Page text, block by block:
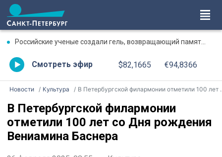
Российские ученые создали гель, возвращающий память после травмы
Смотреть эфир $82,1665 €94,8366
Новости Культура В Петербургской филармонии отметили 100 лет со Дня рождения Вениамина Баснера
В Петербургской филармонии
отметили 100 лет со Дня рождения
Вениамина Баснера